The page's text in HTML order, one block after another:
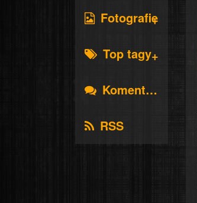
Fotografie
Top tagy
Komentáře
RSS